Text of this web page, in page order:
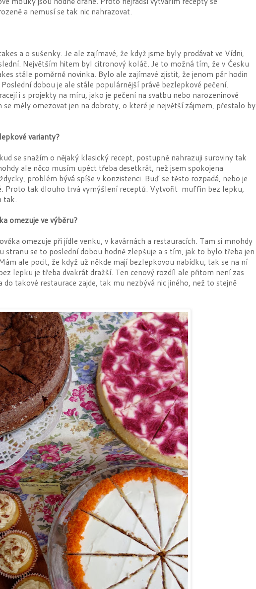
a nemusí se tak nic nahrazovat.
a o sušenky. Je ale zajímavé, že když jsme byly prodávat ve Vídni,
Největším hitem byl citronový koláč. Je to možná tím, že v Česku
stále poměrně novinka. Bylo ale zajímavé zjistit, že jenom pár hodin
dobou je ale stále populárnější právě bezlepkové pečení.
i s projekty na míru, jako je pečení na svatbu nebo narozeninové
měly omezovat jen na dobroty, o které je největší zájmem, přestalo by
varianty?
se snažím o nějaký klasický recept, postupně nahrazuji suroviny tak
ale něco musím upéct třeba desetkrát, než jsem spokojena
problém bývá spíše v konzistenci. Buď se těsto rozpadá, nebo je
Proto tak dlouho trvá vymýšlení receptů. Vytvořit muffin bez lepku,
tak.
omezuje ve výběru?
omezuje při jídle venku, v kavárnách a restauracích. Tam si mnohdy
stranu se to poslední dobou hodně zlepšuje a s tím, jak to bylo třeba jen
ale pocit, že když už někde mají bezlepkovou nabídku, tak se na ní
lepku je třeba dvakrát dražší. Ten cenový rozdíl ale přitom není zas
takové restaurace zajde, tak mu nezbývá nic jiného, než to stejně